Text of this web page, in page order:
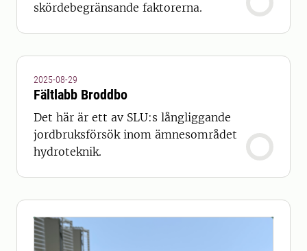
skördebegränsande faktorerna.
2025-08-29
Fältlabb Broddbo
Det här är ett av SLU:s långliggande
jordbruksförsök inom ämnesområdet
hydroteknik.